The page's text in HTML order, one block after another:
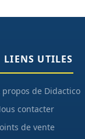
LIENS UTILES
propos de Didactico
contacter
de vente